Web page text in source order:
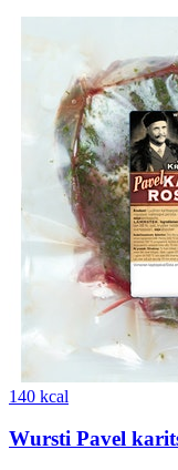
140 kcal
Wursti Pavel